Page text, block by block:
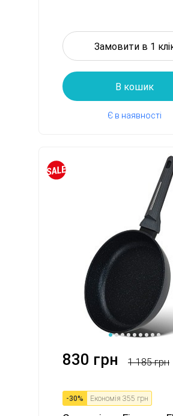
Замовити в 1
В кошик
Є в наявності
830 грн 1 185 грн
-30% Економія 355 грн